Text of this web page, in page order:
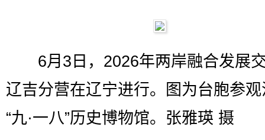
6月3日，2026年两岸融合发展
辽吉分营在辽宁进行。图为台胞参
“九·一八”历史博物馆。张雅瑛 摄